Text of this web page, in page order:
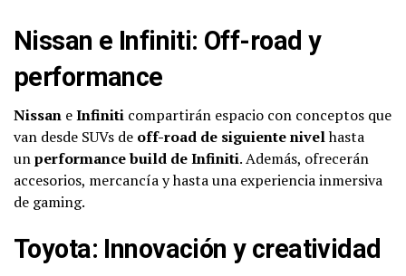
Nissan e Infiniti: Off-road y
performance
Nissan eInfiniti compartirán espacio con conceptos que
van desde SUVs de off-road de siguiente nivelhasta
unperformance build de Infiniti. Además, ofrecerán
accesorios, mercancía y hasta una experiencia inmersiva
de gaming.
Toyota: Innovación y creatividad